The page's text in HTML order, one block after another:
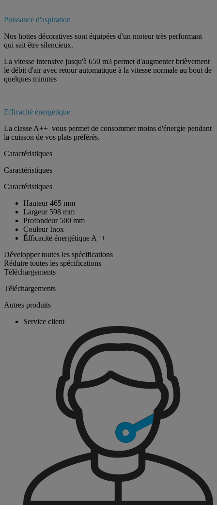
Puissance d'aspiration
Nos hottes décoratives sont équipées d'un moteur très performant
qui sait être silencieux.
La vitesse intensive jusqu'à 650 m3 permet d'augmenter brièvement
le débit d'air avec retour automatique à la vitesse normale au bout de
quelques minutes
Efficacité énergétique
La classe A++ vous permet de consommer moins d'énergie pendant
la cuisson de vos plats préférés.
Caractéristiques
Caractéristiques
Caractéristiques
Hauteur 465 mm
Largeur 598 mm
Profondeur 500 mm
Couleur Inox
Éfficacité énergétique A++
Développer toutes les spécifications
Réduire toutes les spécifications
Téléchargements
Téléchargements
Autres produits
Service client